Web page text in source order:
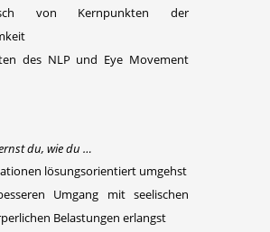
von Kernpunkten der
des NLP und Eye Movement
du, wie du …
lösungsorientiert umgehst
Umgang mit seelischen
Belastungen erlangst